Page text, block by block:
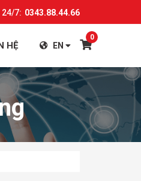
24/7: 0343.88.44.66
HỆ EN
0